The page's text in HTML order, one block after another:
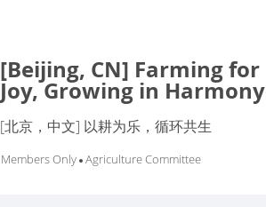
[Beijing, CN] Farming for
Joy, Growing in Harmony
[北京，中文] 以耕为乐，循环共生
Members Only Agriculture Committee